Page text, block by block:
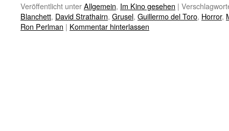
Veröffentlicht unterAllgemein, Im Kino gesehen |
Blanchett, David Strathairn, Grusel, Guillermo del Toro, Horror,
Ron Perlman | Kommentar hinterlassen